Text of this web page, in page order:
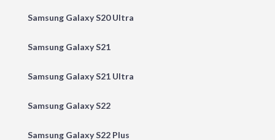
Samsung Galaxy S20 Ultra
Samsung Galaxy S21
Samsung Galaxy S21 Ultra
Samsung Galaxy S22
Samsung Galaxy S22 Plus